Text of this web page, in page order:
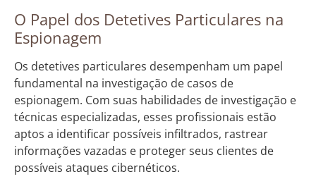
O Papel dos Detetives Particulares na
Espionagem
Os detetives particulares desempenham um papel
fundamental na investigação de casos de
espionagem. Com suas habilidades de investigação e
técnicas especializadas, esses profissionais estão
aptos a identificar possíveis infiltrados, rastrear
informações vazadas e proteger seus clientes de
possíveis ataques cibernéticos.